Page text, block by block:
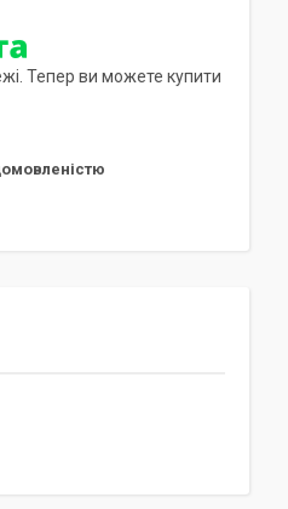
Тепер ви можете купити